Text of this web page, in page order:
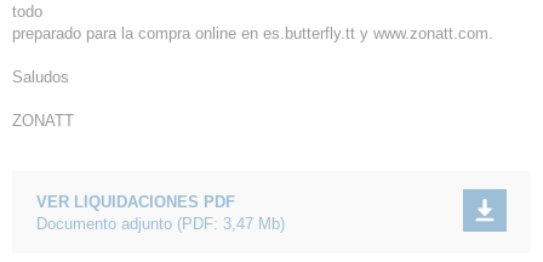
todo
preparado para la compra online en es.butterfly.tt y www.zonatt.com.
Saludos
ZONATT
VER LIQUIDACIONES PDF
Documento adjunto (PDF: 3,47 Mb)